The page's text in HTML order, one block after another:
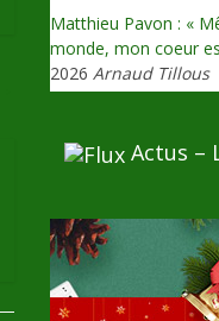
Matthieu Pavon : «
monde, mon coeur
2026 Arnaud Tillous
Actus –